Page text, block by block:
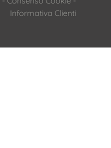
Informativa Clienti